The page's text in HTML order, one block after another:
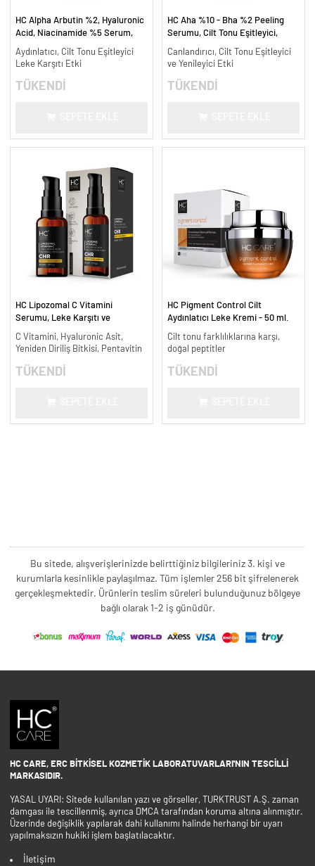
HC Alpha Arbutin %2, Hyaluronic
Acid, Niacinamide %5 Serum,
ml.
Aydınlatıcı, Cilt Tonu Eşitleyici
Leke Karşıtı Etki
TÜKENDİ
HC Aha %10 - Bha %2 Peeling
Serumu, Cilt Tonu Eşitleyici,
Canlandırıcı, Cilt Tonu Eşitleyici
ve Yenileyici Etki
TÜKENDİ
HC Lipozomal C Vitamini
Serumu, Leke Karşıtı ve
C Vitamini, Hyaluronic Asit,
Yeniden Diriliş Bitkisi, Pentavitin
TÜKENDİ
HC Pigment Control Cilt
Aydınlatıcı Leke Kremi - 50 ml.
Cilt tonu farklılıklarına karşı,
doğal peptitler
TÜKENDİ
Bu sitede, alışverişlerinizde belirttiğiniz bilgileriniz 3. kişi ve
kurumlarla kesinlikle paylaşılmaz. Tüm işlemler 256 bit şifrelenerek
gerçekleşmektedir. Ürünlerin teslim süreleri bulunduğunuz bölgeye
bağlı olarak 1-2 iş günüdür.
HC CARE, ERC BITKISEL KOZMETIK LABORATUVARLARI'NIN TESCILLI
MARKASIDIR.
YASAL UYARI: Sitede kullanılan yazı ve görseller, TURKTRUST A.Ş. zaman
damgası ile tescillenmiş, ayrıca DMCA tarafından koruma altına alınmıştır.
Üzerinde değişiklik yapılarak dahi kullanımı halinde herhangi bir uyarı
yapılmaksızın hukiki işlem başlatılacaktır.
İletişim